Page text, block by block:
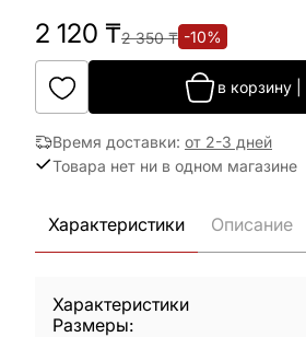
2 120 ₸2 350₸ -10%
в корзину
Время доставки: от 2-3 дней
Товара нет ни в одном магазине
Характеристики Описание
Характеристики
Размеры: